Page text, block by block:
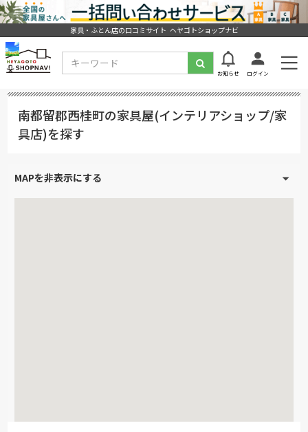
家具・ふとん店の口コミサイト ヘヤゴトショップナビ
お知らせ ログイン
南都留郡西桂町の家具屋(インテリアショップ/家
具店)を探す